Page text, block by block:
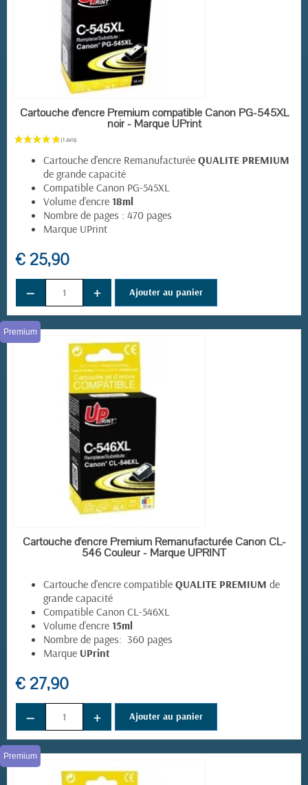
(1 avis) EN STOCK
Cartouche d'encre Premium compatible Canon PG-545XL
noir - Marque UPrint
Cartouche d'encre Remanufacturée QUALITE PREMIUM
de grande capacité
Compatible Canon PG-545XL
Volume d'encre 18ml
Nombre de pages : 470 pages
Marque UPrint
€ 25,90
− + Ajouter au panier
EN STOCK
Premium
Cartouche d'encre Premium Remanufacturée Canon CL-
546 Couleur - Marque UPRINT
Cartouche d'encre compatible QUALITE PREMIUM de
grande capacité
Compatible Canon CL-546XL
Volume d'encre 15ml
Nombre de pages: 360 pages
Marque UPrint
€ 27,90
− + Ajouter au panier
Premium